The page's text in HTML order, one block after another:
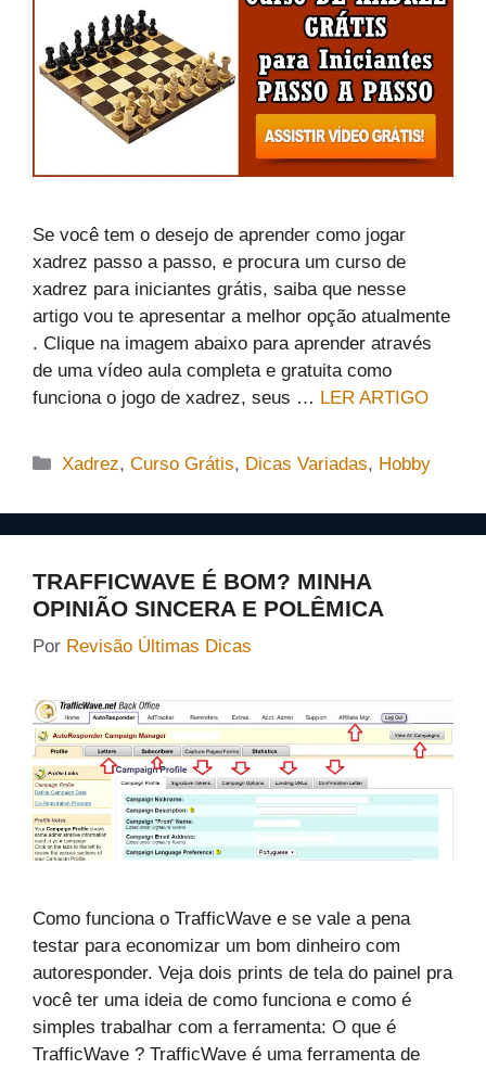
Se você tem o desejo de aprender como jogar
xadrez passo a passo, e procura um curso de
xadrez para iniciantes grátis, saiba que nesse
artigo vou te apresentar a melhor opção atualmente
. Clique na imagem abaixo para aprender através
de uma vídeo aula completa e gratuita como
funciona o jogo de xadrez, seus … LER ARTIGO
Categorias
Xadrez,Curso Grátis, Dicas Variadas, Hobby
TRAFFICWAVE É BOM? MINHA
OPINIÃO SINCERA E POLÊMICA
Por Revisão Últimas Dicas
Como funciona o TrafficWave e se vale a pena
testar para economizar um bom dinheiro com
autoresponder. Veja dois prints de tela do painel pra
você ter uma ideia de como funciona e como é
simples trabalhar com a ferramenta: O que é
TrafficWave ? TrafficWave é uma ferramenta de